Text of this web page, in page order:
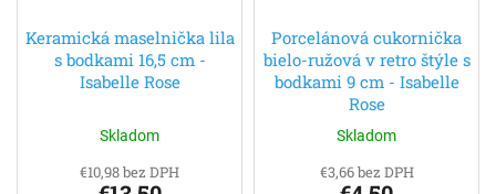
Keramická maselnička lila
s bodkami 16,5 cm -
Isabelle Rose
Skladom
€10,98 bez DPH
Porcelánová cukornička
bielo-ružová v retro štýle s
bodkami 9 cm - Isabelle
Rose
Skladom
€3,66 bez DPH